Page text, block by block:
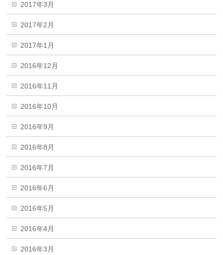
2017年3月
2017年2月
2017年1月
2016年12月
2016年11月
2016年10月
2016年9月
2016年8月
2016年7月
2016年6月
2016年5月
2016年4月
2016年3月